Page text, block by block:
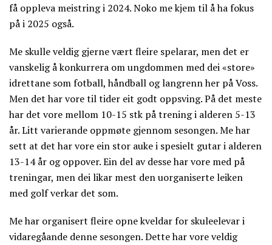
få oppleva meistring i 2024. Noko me kjem til å ha fokus
på i 2025 også.
Me skulle veldig gjerne vært fleire spelarar, men det er
vanskelig å konkurrera om ungdommen med dei «store»
idrettane som fotball, håndball og langrenn her på Voss.
Men det har vore til tider eit godt oppsving. På det meste
har det vore mellom 10-15 stk på trening i alderen 5-13
år. Litt varierande oppmøte gjennom sesongen. Me har
sett at det har vore ein stor auke i spesielt gutar i alderen
13-14 år og oppover. Ein del av desse har vore med på
treningar, men dei likar mest den uorganiserte leiken
med golf verkar det som.
Me har organisert fleire opne kveldar for skuleelevar i
vidaregåande denne sesongen. Dette har vore veldig